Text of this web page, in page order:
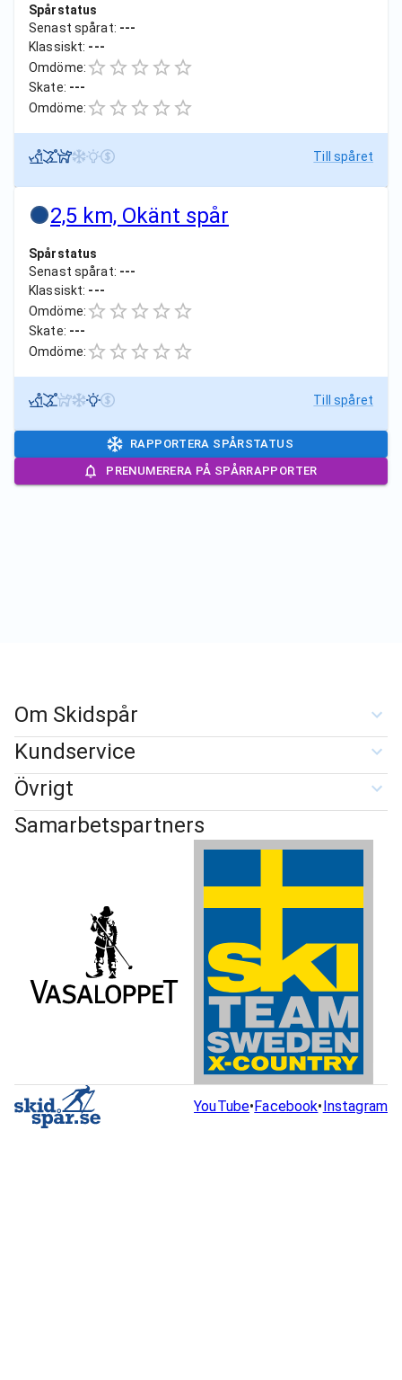
Spårstatus
Senast spårat: ---
Klassiskt: ---
Omdöme:
Skate: ---
Omdöme:
Till spåret
2,5 km, Okänt spår
Spårstatus
Senast spårat: ---
Klassiskt: ---
Omdöme:
Skate: ---
Omdöme:
Till spåret
RAPPORTERA SPÅRSTATUS
PRENUMERERA PÅ SPÅRRAPPORTER
Om Skidspår
Kundservice
Övrigt
Samarbetspartners
YouTube•Facebook•Instagram